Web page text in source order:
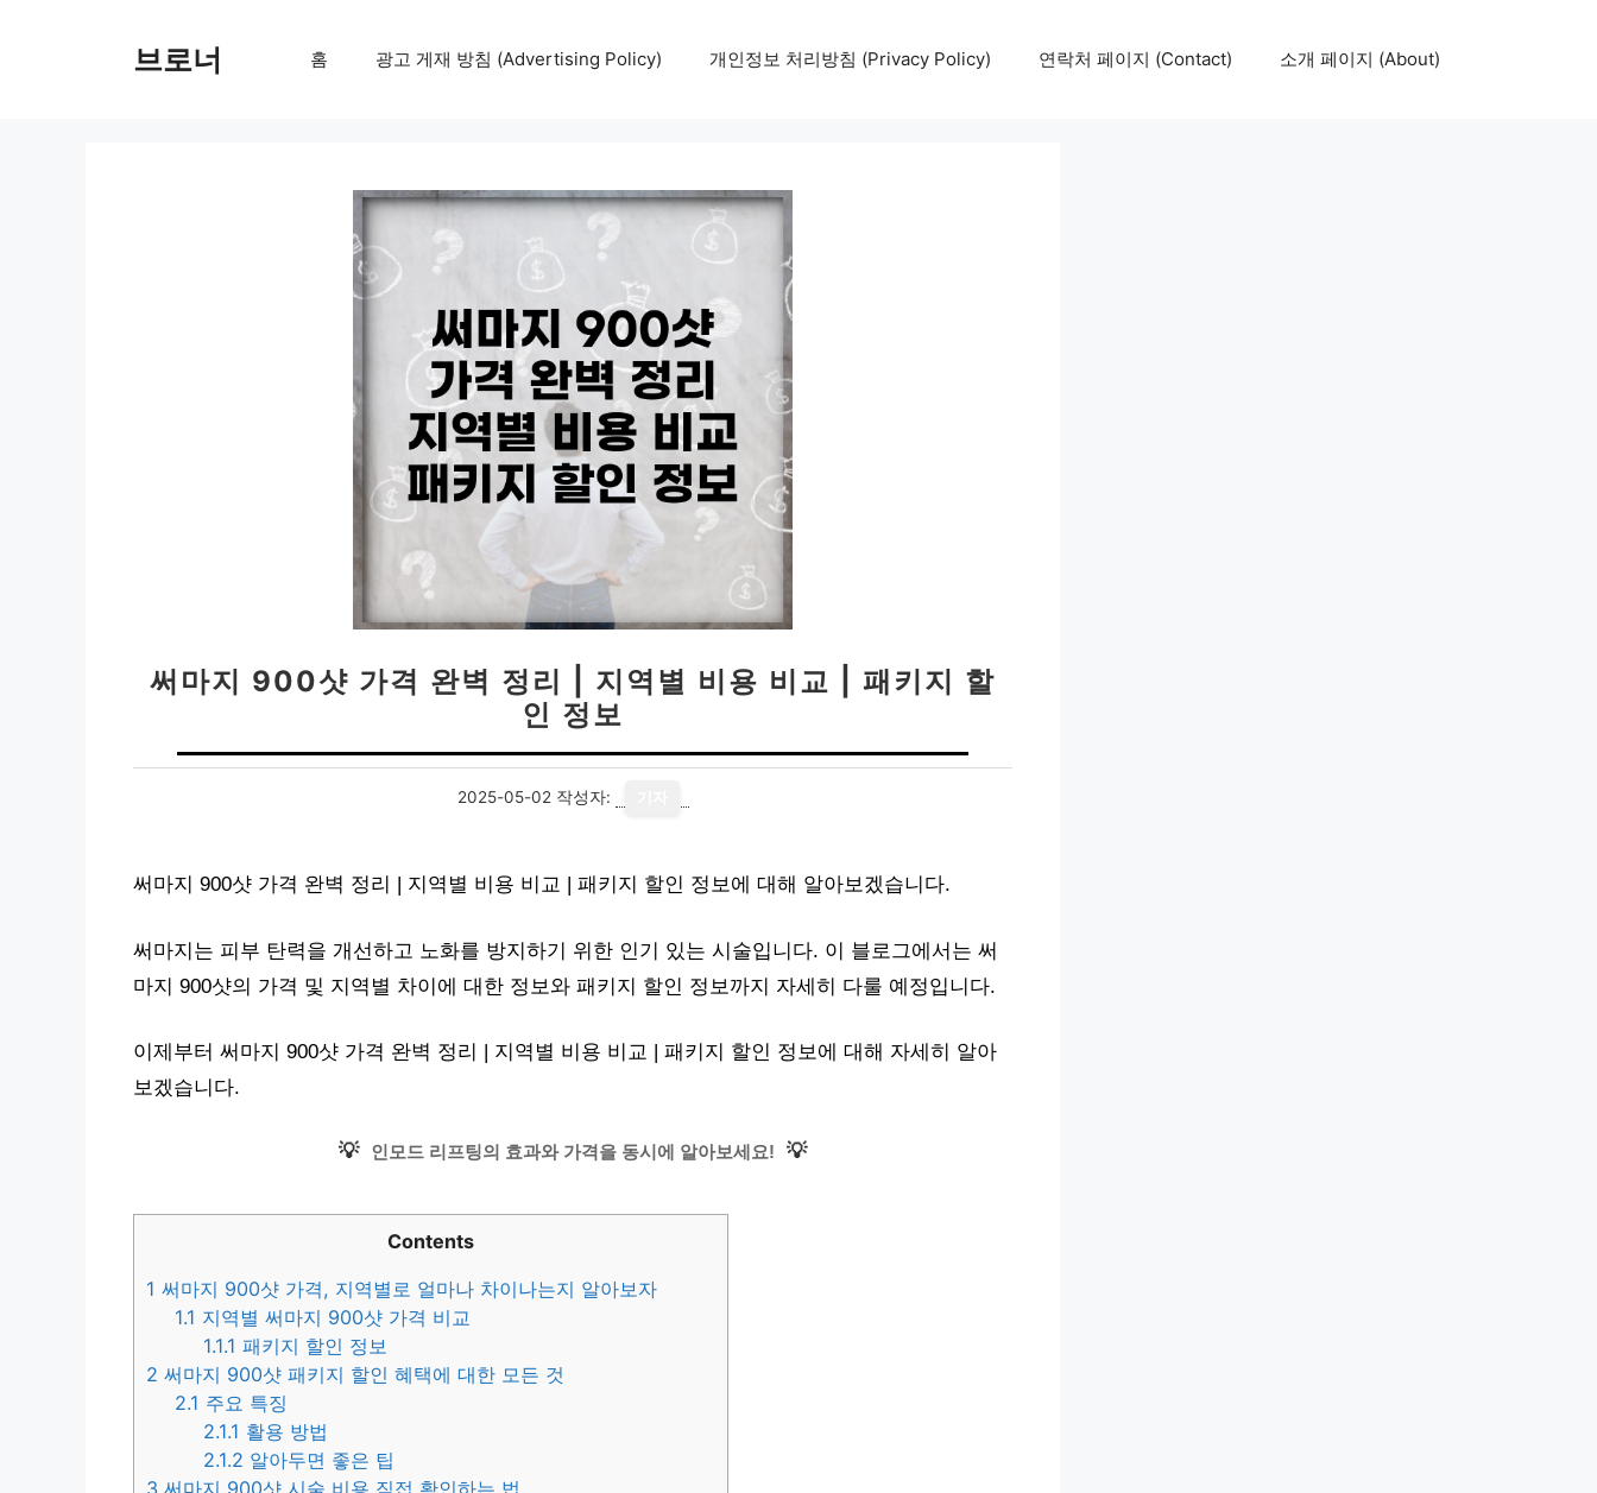
브로너 홈 광고 게재 방침 (Advertising Policy) 개인정보 처리방침 (Privacy Policy) 연락처 페이지 (Contact) 소개 페이지 (About)
써마지 900샷 가격 완벽 정리 | 지역별 비용 비교 | 패키지 할
인 정보
2025-05-02 작성자:
써마지 900샷 가격 완벽 정리 | 지역별 비용 비교 | 패키지 할인 정보에 대해 알아보겠습니다.
써마지는 피부 탄력을 개선하고 노화를 방지하기 위한 인기 있는 시술입니다. 이 블로그에서는 써
마지 900샷의 가격 및 지역별 차이에 대한 정보와 패키지 할인 정보까지 자세히 다룰 예정입니다.
이제부터 써마지 900샷 가격 완벽 정리 | 지역별 비용 비교 | 패키지 할인 정보에 대해 자세히 알아
보겠습니다.
💡 인모드 리프팅의 효과와 가격을 동시에 알아보세요! 💡
Contents
1 써마지 900샷 가격, 지역별로 얼마나 차이나는지 알아보자
1.1 지역별 써마지 900샷 가격 비교
1.1.1 패키지 할인 정보
2 써마지 900샷 패키지 할인 혜택에 대한 모든 것
2.1 주요 특징
2.1.1 활용 방법
2.1.2 알아두면 좋은 팁